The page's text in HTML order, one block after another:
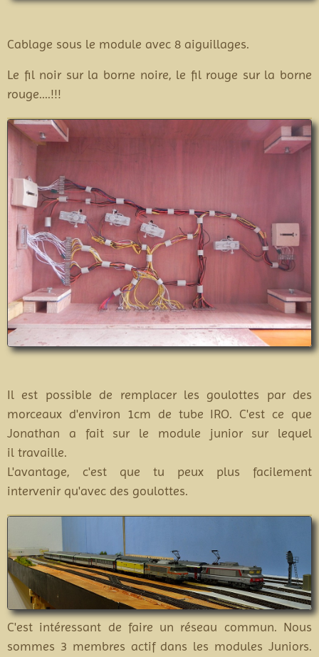
Cablage sous le module avec 8 aiguillages.
Le fil noir sur la borne noire, le fil rouge sur la borne
rouge....!!!
Il est possible de remplacer les goulottes par des
morceaux d'environ 1cm de tube IRO. C'est ce que
Jonathan a fait sur le module junior sur lequel
il travaille.
L'avantage, c'est que tu peux plus facilement
intervenir qu'avec des goulottes.
C'est intéressant de faire un réseau commun. Nous
sommes 3 membres actif dans les modules Juniors.